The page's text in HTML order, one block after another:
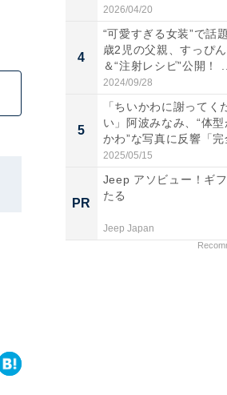
和...
2026/04/20
4
“可愛すぎる女装”で話
歳2児の父親、すっぴ
＆“注射レシピ”公開！ ...
2024/09/28
5
「ちいかわに謝ってく
い」阿波みなみ、“体
かわ”な写真に反響「完
一...
2025/05/15
PR
Jeep アソビュー！ギ
たる
Jeep Japan